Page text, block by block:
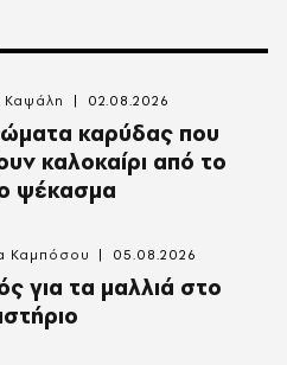
καρύδας που
καλοκαίρι από το
ψέκασμα
Καψάλη 02.08.2026
για τα μαλλιά στο
Καμπόσου 05.08.2026